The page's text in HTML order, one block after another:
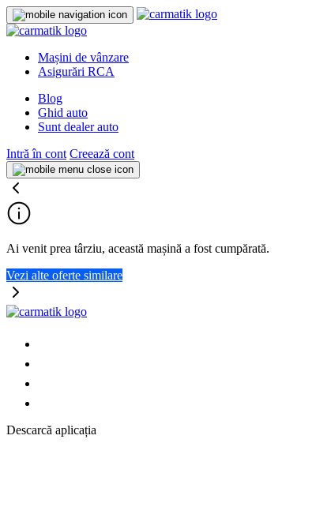
Mașini de vânzare
Asigurări RCA
Blog
Ghid auto
Sunt dealer auto
Intră în cont Creează cont
Ai venit prea târziu, această mașină a fost cumpărată.
Vezi alte oferte similare
Descarcă aplicația